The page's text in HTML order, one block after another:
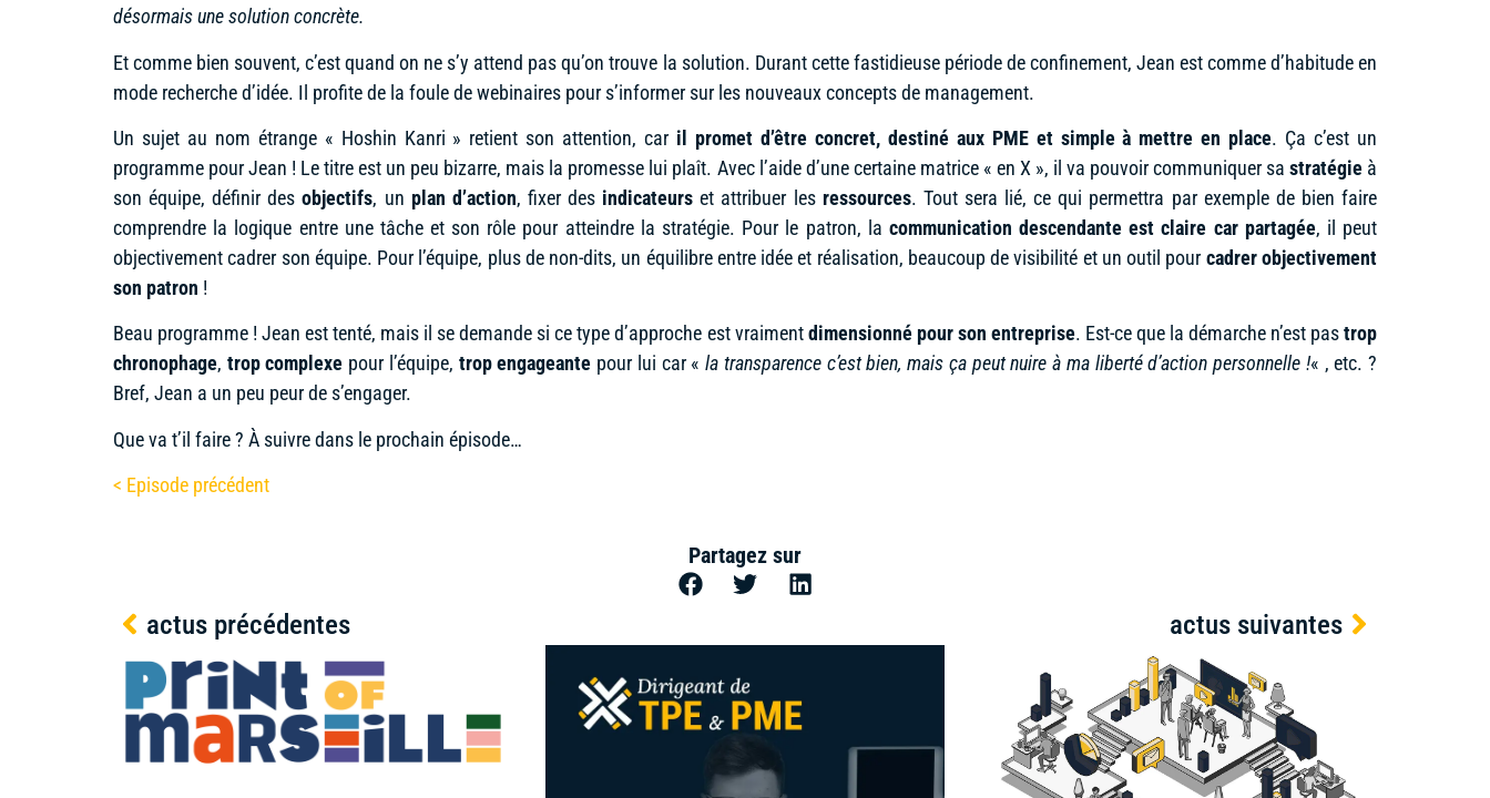
désormais une solution concrète.
Et comme bien souvent, c’est quand on ne s’y attend pas qu’on trouve la solution. Durant cette fastidieuse période de confinement, Jean est comme d’habitude en
mode recherche d’idée. Il profite de la foule de webinaires pour s’informer sur les nouveaux concepts de management.
Un sujet au nom étrange « Hoshin Kanri » retient son attention, car il promet d’être concret, destiné aux PME et simple à mettre en place. Ça c’est un
programme pour Jean ! Le titre est un peu bizarre, mais la promesse lui plaît. Avec l’aide d’une certaine matrice « en X », il va pouvoir communiquer sa stratégieà
son équipe, définir desobjectifs, un plan d’action, fixer des indicateurs et attribuer les ressources. Tout sera lié, ce qui permettra par exemple de bien faire
comprendre la logique entre une tâche et son rôle pour atteindre la stratégie. Pour le patron, la communication descendante est claire car partagée, il peut
objectivement cadrer son équipe. Pour l’équipe, plus de non-dits, un équilibre entre idée et réalisation, beaucoup de visibilité et un outil pour cadrer objectivement
son patron !
Beau programme ! Jean est tenté, mais il se demande si ce type d’approche est vraimentdimensionné pour son entreprise. Est-ce que la démarche n’est pastrop
chronophage, trop complexe pour l’équipe, trop engageante pour lui car «la transparence c’est bien, mais ça peut nuire à ma liberté d’action personnelle !« , etc. ?
Bref, Jean a un peu peur de s’engager.
Que va t’il faire ? À suivre dans le prochain épisode…
< Episode précédent
Partagez sur
actus précédentes actus suivantes